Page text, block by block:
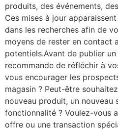
produits, des événements,
Ces mises à jour
dans les recherches afin de
moyens de rester en contact
potentiels.Avant de publier
recommande de réfléchir à
vous encourager les
magasin ? Peut-être
nouveau produit, un nouveau
fonctionnalité ? Voulez-vous
offre ou une transaction